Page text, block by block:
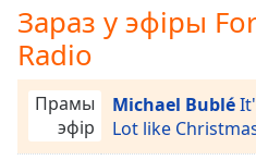
Time-
1x
Playback
Зараз у эфіры
Radio
Прамы
эфір
Michael Bublé
Lot like